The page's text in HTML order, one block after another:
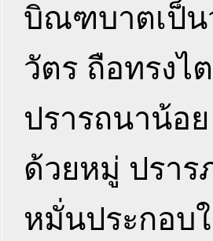
บิณฑบาตเป็น
วัตร ถือทรงไ
ปรารถนาน้อ
ด้วยหมู่ ปราร
หมั่นประกอบ